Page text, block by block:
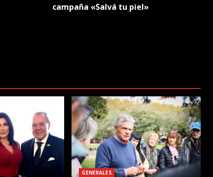
campaña «Salvá tu piel»
GENERALES